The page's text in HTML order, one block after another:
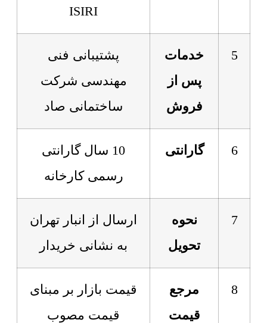
ISIRI
5
خدمات
پس از
فروش
پشتیبانی فنی
مهندسی شرکت
ساختمانی صاد
6 گارانتی
10 سال گارانتی
رسمی کارخانه
7
نحوه
تحویل
ارسال از انبار تهران
به نشانی خریدار
8
مرجع
قیمت
قیمت بازار بر مبنای
قیمت مصوب